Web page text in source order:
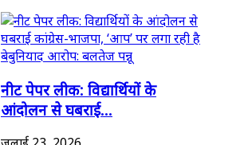
नीट पेपर लीक: विद्यार्थियों के
आंदोलन से घबराई...